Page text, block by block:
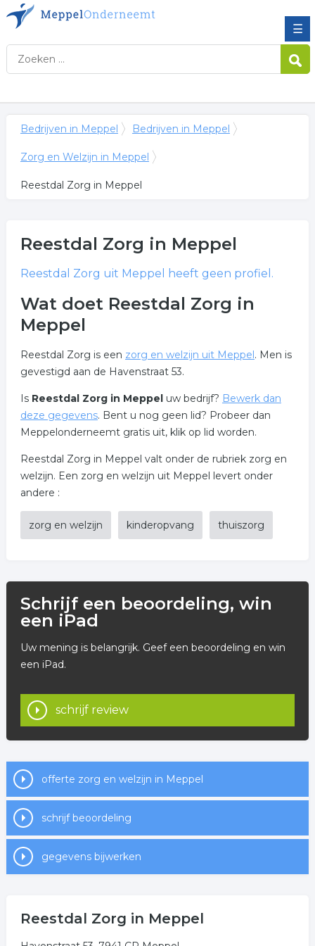
☰
Bedrijven in Meppel Bedrijven in Meppel
Zorg en Welzijn in Meppel
Reestdal Zorg in Meppel
Reestdal Zorg in Meppel
Reestdal Zorg uit Meppel heeft geen profiel.
Wat doet Reestdal Zorg in
Meppel
Reestdal Zorg is een zorg en welzijn uit Meppel. Men is
gevestigd aan de Havenstraat 53.
Is Reestdal Zorg in Meppeluw bedrijf? Bewerk dan
deze gegevens. Bent u nog geen lid? Probeer dan
Meppelonderneemt gratis uit, klik op lid worden.
Reestdal Zorg in Meppel valt onder de rubriek zorg en
welzijn. Een zorg en welzijn uit Meppel levert onder
andere :
zorg en welzijn kinderopvang thuiszorg
Schrijf een beoordeling, win
een iPad
Uw mening is belangrijk. Geef een beoordeling en win
een iPad.
schrijf review
offerte zorg en welzijn in Meppel
schrijf beoordeling
gegevens bijwerken
Reestdal Zorg in Meppel